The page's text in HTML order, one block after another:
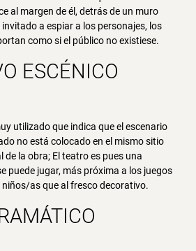
al margen de él, detrás de un muro
a espiar a los personajes, los
como si el público no existiese.
ESCÉNICO
utilizado que indica que el escenario
no está colocado en el mismo sitio
de la obra; El teatro es pues una
puede jugar, más próxima a los juegos
as que al fresco decorativo.